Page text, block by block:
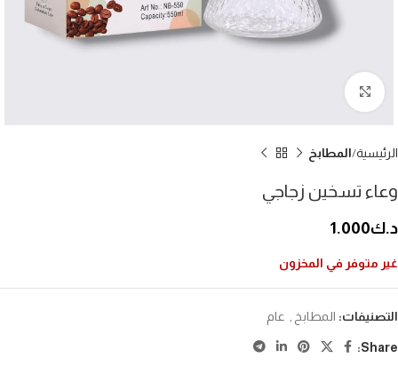
الرئيسية المطابخ
وعاء تسخين زجاجي
د.ك1.000
غير متوفر في المخزون
التصنيفات: المطابخ عام
Share: